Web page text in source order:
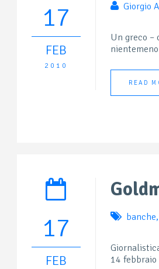
17
FEB
2010
Giorgio
Un greco –
READ
17
FEB
banche,
14 febbraio